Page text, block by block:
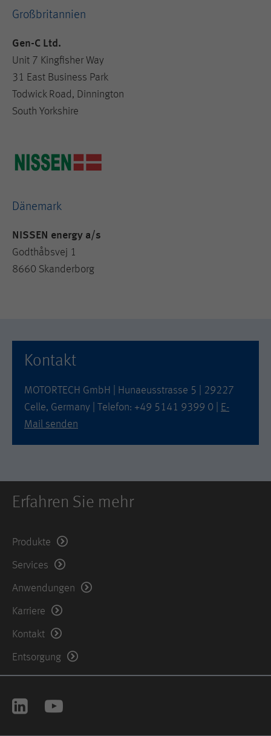
Großbritannien
Gen-C Ltd.
Unit 7 Kingfisher Way
31 East Business Park
Todwick Road, Dinnington
South Yorkshire
Dänemark
NISSEN energy a/s
Godthåbsvej 1
8660 Skanderborg
Kontakt
MOTORTECH GmbH | Hunaeusstrasse 5 | 29227
Celle, Germany | Telefon: +49 5141 9399 0 |
E-
Mail senden
Erfahren Sie mehr
Produkte
Services
Anwendungen
Karriere
Kontakt
Entsorgung